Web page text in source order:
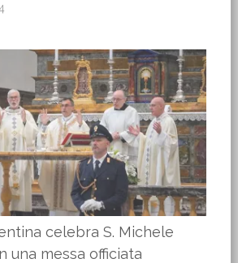
celebra S. Michele
una messa officiata